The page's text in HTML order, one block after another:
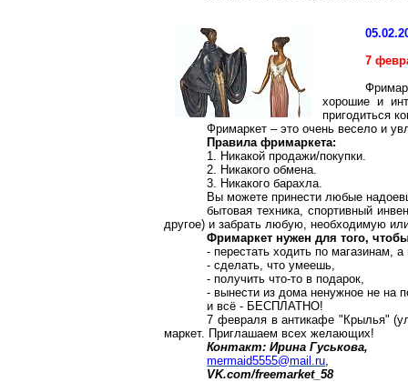
7
хорошие и
пригодиться
Фримаркет – это очень весело и
Правила фримаркета:
1. Никакой продажи/покупки.
2. Никакого обмена.
3. Никакого барахла.
Вы можете принести любые
бытовая техника, спортивный
другое) и забрать любую, необходимую
Фримаркет нужен для того,
- перестать ходить по магазинам,
- сделать, что умеешь,
- получить что-то в подарок,
- вынести из дома ненужное не на
и всё - БЕСПЛАТНО!
7 февраля в антикафе "Крылья"
маркет. Приглашаем всех желающих!
Контакт: Ирина Гуськова,
mermaid5555@mail.ru,
VK.com/freemarket_58